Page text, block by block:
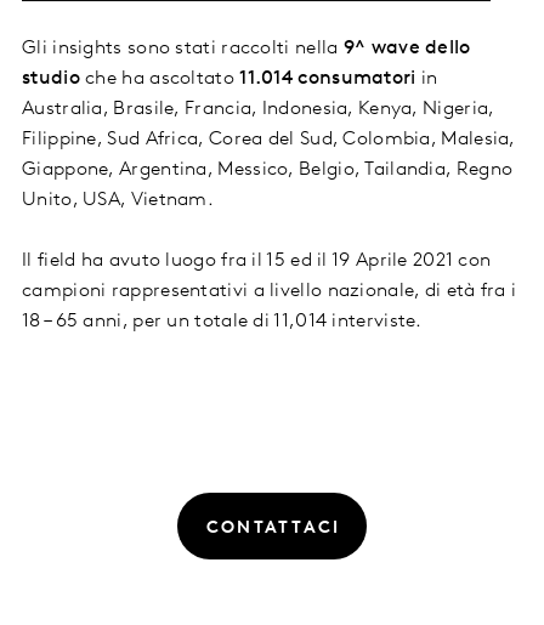
Gli insights sono stati raccolti nella 9^ wave dello
studioche ha ascoltato11.014 consumatori in
Australia, Brasile, Francia, Indonesia, Kenya, Nigeria,
Filippine, Sud Africa, Corea del Sud, Colombia, Malesia,
Giappone, Argentina, Messico, Belgio, Tailandia, Regno
Unito, USA, Vietnam.
Il field ha avuto luogo fra il 15 ed il 19 Aprile 2021 con
campioni rappresentativi a livello nazionale, di età fra i
18 – 65 anni, per un totale di 11,014 interviste.
CONTATTACI